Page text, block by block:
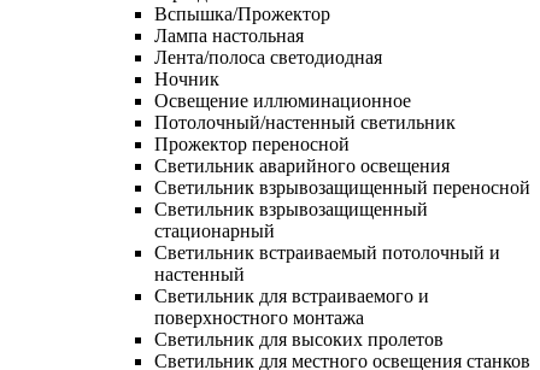
Вспышка/Прожектор
Лампа настольная
Лента/полоса светодиодная
Ночник
Освещение иллюминационное
Потолочный/настенный светильник
Прожектор переносной
Светильник аварийного освещения
Светильник взрывозащищенный переносной
Светильник взрывозащищенный
стационарный
Светильник встраиваемый потолочный и
настенный
Светильник для встраиваемого и
поверхностного монтажа
Светильник для высоких пролетов
Светильник для местного освещения станков